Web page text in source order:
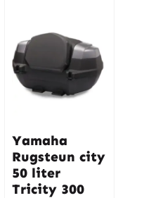
Yamaha
Rugsteun city
50 liter
Tricity 300